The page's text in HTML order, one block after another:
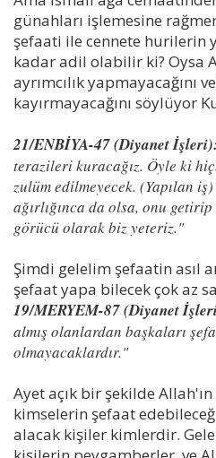
günahları işlemesine
şefaati ile cennete hurilerin
kadar adil olabilir ki? Oysa
ayrımcılık yapmayacağını
kayırmayacağını söylüyor
21/ENBİYA-47 (Diyanet
terazileri kuracağız. Öyle ki
zulüm edilmeyecek. (Yapılan
ağırlığınca da olsa, onu
görücü olarak biz yeteriz."
Şimdi gelelim şefaatin asıl
şefaat yapa bilecek çok az
19/MERYEM-87 (Diyanet
almış olanlardan başkaları
olmayacaklardır."
Ayet açık bir şekilde
kimselerin şefaat
alacak kişiler kimlerdir.